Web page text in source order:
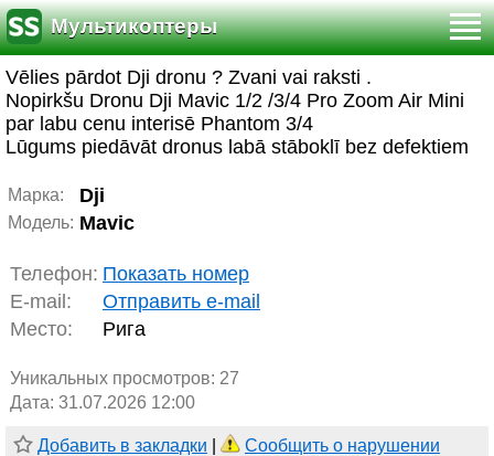
Мультикоптеры
Vēlies pārdot Dji dronu ? Zvani vai raksti .
Nopirkšu Dronu Dji Mavic 1/2 /3/4 Pro Zoom Air Mini
par labu cenu interisē Phantom 3/4
Lūgums piedāvāt dronus labā stāboklī bez defektiem
Марка: Dji
Модель: Mavic
Телефон: Показать номер
E-mail:
Отправить e-mail
Место:
Рига
Уникальных просмотров: 27
Дата: 31.07.2026 12:00
Добавить в закладки Сообщить о нарушении